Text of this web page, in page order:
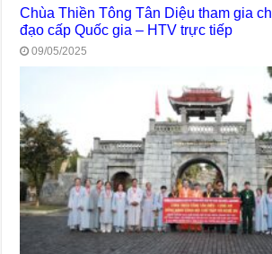
Chùa Thiền Tông Tân Diệu tham gia
đạo cấp Quốc gia – HTV trực tiếp
09/05/2025